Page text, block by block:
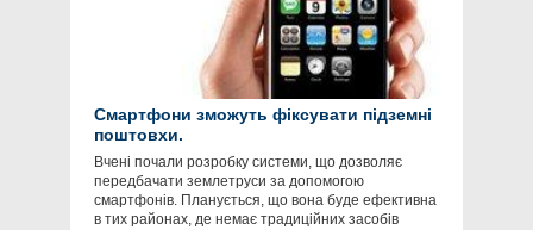
Смартфони зможуть фіксувати підземні
поштовхи.
Вчені почали розробку системи, що дозволяє
передбачати землетруси за допомогою
смартфонів. Планується, що вона буде ефективна
в тих районах, де немає традиційних засобів